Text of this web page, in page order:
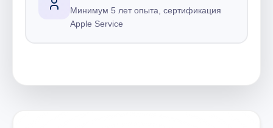
Минимум 5 лет опыта, сертификация
Apple Service